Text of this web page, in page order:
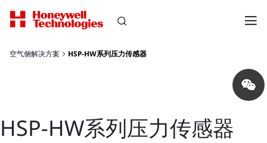
空气侧解决方案 HSP-HW系列压力传感器
Share
on
wechat
HSP-HW系列压力传感器